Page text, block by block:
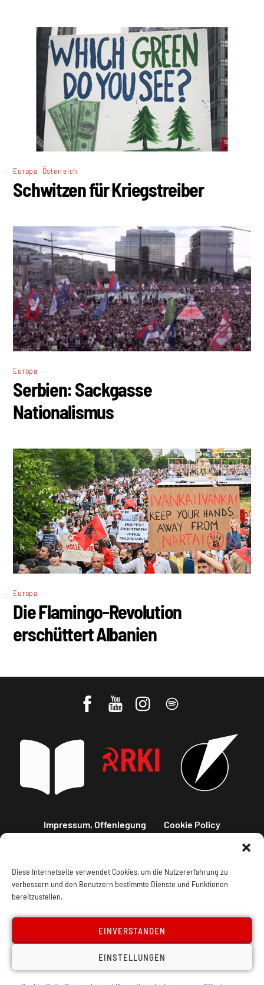
Diese Internetseite verwendet Cookies, um die Nutzererfahrung zu
verbessern und den Benutzern bestimmte Dienste und Funktionen
bereitzustellen.
EINVERSTANDEN
EINSTELLUNGEN
Europa Österreich
Schwitzen für Kriegstreiber
Europa
Serbien: Sackgasse
Nationalismus
Europa
Die Flamingo-Revolution
erschüttert Albanien
Impressum, Offenlegung Cookie Policy